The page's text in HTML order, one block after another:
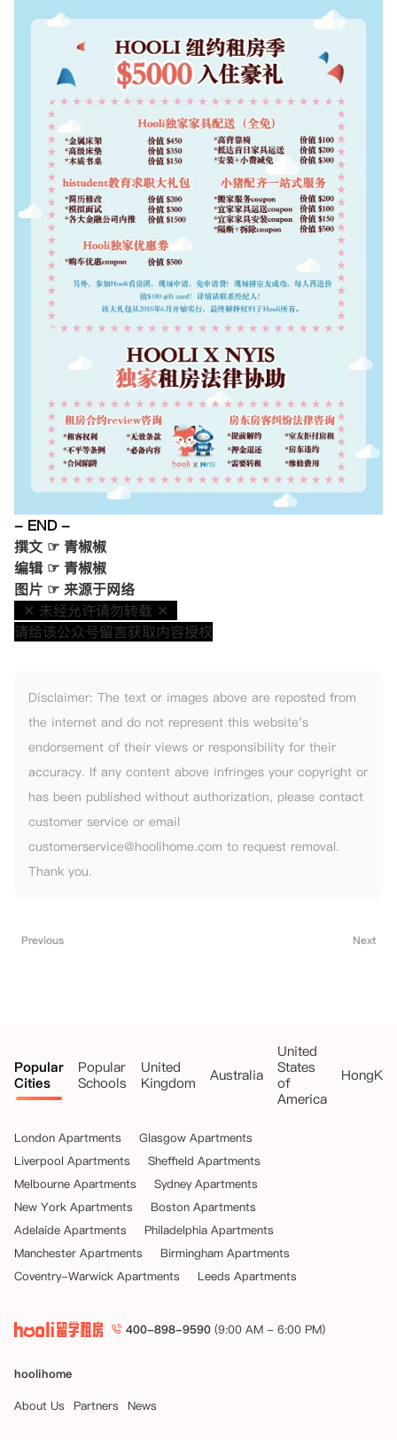
- END -
撰文 ☞ 青椒椒
编辑 ☞ 青椒椒
图片 ☞ 来源于网络
✕ 未经允许请勿转载 ✕
请给该公众号留言获取内容授权
Disclaimer: The text or images above are reposted from
the internet and do not represent this website's
endorsement of their views or responsibility for their
accuracy. If any content above infringes your copyright or
has been published without authorization, please contact
customer service or email
customerservice@hoolihome.com to request removal.
Thank you.
Previous Next
Popular
Cities
Popular
Schools
United
Kingdom
Australia
United
States
of
America
London Apartments
Glasgow Apartments
Liverpool Apartments
Sheffield Apartments
Melbourne Apartments
Sydney Apartments
New York Apartments
Boston Apartments
Adelaide Apartments
Philadelphia Apartments
Manchester Apartments
Birmingham Apartments
Coventry-Warwick Apartments
Leeds Apartments
400-898-9590 (9:00 AM - 6:00 PM)
hoolihome
About Us
Partners News